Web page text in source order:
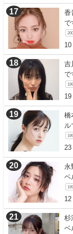
香
で
10
吉
で
19
橋
ル
23
永
ベ
12
杉
ベ